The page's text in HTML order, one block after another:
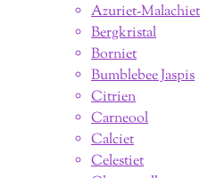
Azuriet-Malachiet
Bergkristal
Borniet
Bumblebee Jaspis
Citrien
Carneool
Calciet
Celestiet